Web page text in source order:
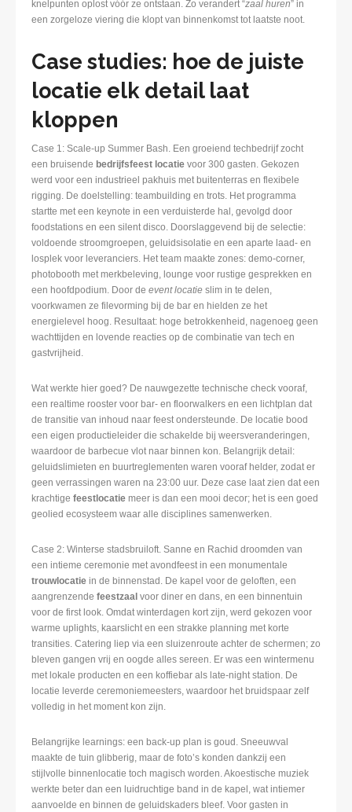
knelpunten oplost vóór ze ontstaan. Zo verandert “zaal huren” in
een zorgeloze viering die klopt van binnenkomst tot laatste noot.
Case studies: hoe de juiste
locatie elk detail laat
kloppen
Case 1: Scale-up Summer Bash. Een groeiend techbedrijf zocht
een bruisende bedrijfsfeest locatie voor 300 gasten. Gekozen
werd voor een industrieel pakhuis met buitenterras en flexibele
rigging. De doelstelling: teambuilding en trots. Het programma
startte met een keynote in een verduisterde hal, gevolgd door
foodstations en een silent disco. Doorslaggevend bij de selectie:
voldoende stroomgroepen, geluidsisolatie en een aparte laad- en
losplek voor leveranciers. Het team maakte zones: demo-corner,
photobooth met merkbeleving, lounge voor rustige gesprekken en
een hoofdpodium. Door de event locatie slim in te delen,
voorkwamen ze filevorming bij de bar en hielden ze het
energielevel hoog. Resultaat: hoge betrokkenheid, nagenoeg geen
wachttijden en lovende reacties op de combinatie van tech en
gastvrijheid.
Wat werkte hier goed? De nauwgezette technische check vooraf,
een realtime rooster voor bar- en floorwalkers en een lichtplan dat
de transitie van inhoud naar feest ondersteunde. De locatie bood
een eigen productieleider die schakelde bij weersveranderingen,
waardoor de barbecue vlot naar binnen kon. Belangrijk detail:
geluidslimieten en buurtreglementen waren vooraf helder, zodat er
geen verrassingen waren na 23:00 uur. Deze case laat zien dat een
krachtige feestlocatie meer is dan een mooi decor; het is een goed
geolied ecosysteem waar alle disciplines samenwerken.
Case 2: Winterse stadsbruiloft. Sanne en Rachid droomden van
een intieme ceremonie met avondfeest in een monumentale
trouwlocatie in de binnenstad. De kapel voor de geloften, een
aangrenzende feestzaal voor diner en dans, en een binnentuin
voor de first look. Omdat winterdagen kort zijn, werd gekozen voor
warme uplights, kaarslicht en een strakke planning met korte
transities. Catering liep via een sluizenroute achter de schermen; zo
bleven gangen vrij en oogde alles sereen. Er was een wintermenu
met lokale producten en een koffiebar als late-night station. De
locatie leverde ceremoniemeesters, waardoor het bruidspaar zelf
volledig in het moment kon zijn.
Belangrijke learnings: een back-up plan is goud. Sneeuwval
maakte de tuin glibberig, maar de foto’s konden dankzij een
stijlvolle binnenlocatie toch magisch worden. Akoestische muziek
werkte beter dan een luidruchtige band in de kapel, wat intiemer
aanvoelde en binnen de geluidskaders bleef. Voor gasten in